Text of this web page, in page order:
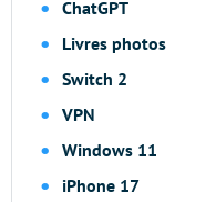
ChatGPT
Livres photos
Switch 2
VPN
Windows 11
iPhone 17